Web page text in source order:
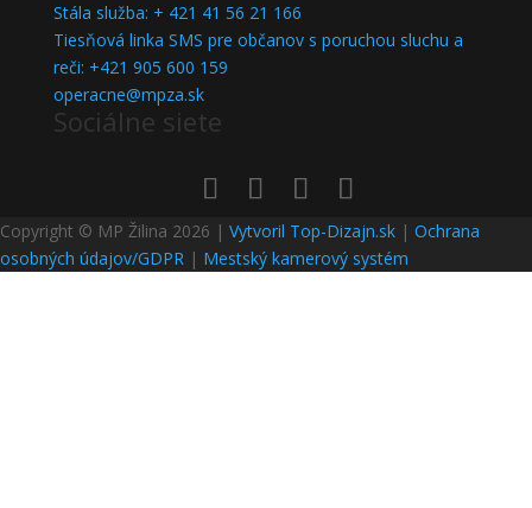
Stála služba: + 421 41 56 21 166
Tiesňová linka SMS pre občanov s poruchou sluchu a
reči: +421 905 600 159
operacne@mpza.sk
Sociálne siete
Copyright © MP Žilina 2026 | Vytvoril Top-Dizajn.sk | Ochrana
osobných údajov/GDPR | Mestský kamerový systém